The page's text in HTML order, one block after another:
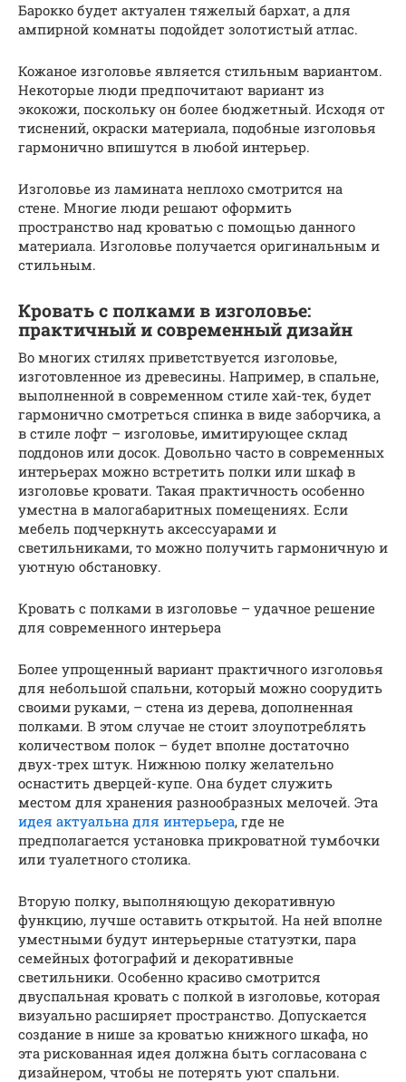
Барокко будет актуален тяжелый бархат, а для
ампирной комнаты подойдет золотистый атлас.
Кожаное изголовье является стильным вариантом.
Некоторые люди предпочитают вариант из
экокожи, поскольку он более бюджетный. Исходя от
тиснений, окраски материала, подобные изголовья
гармонично впишутся в любой интерьер.
Изголовье из ламината неплохо смотрится на
стене. Многие люди решают оформить
пространство над кроватью с помощью данного
материала. Изголовье получается оригинальным и
стильным.
Кровать с полками в изголовье:
практичный и современный дизайн
Во многих стилях приветствуется изголовье,
изготовленное из древесины. Например, в спальне,
выполненной в современном стиле хай-тек, будет
гармонично смотреться спинка в виде заборчика, а
в стиле лофт – изголовье, имитирующее склад
поддонов или досок. Довольно часто в современных
интерьерах можно встретить полки или шкаф в
изголовье кровати. Такая практичность особенно
уместна в малогабаритных помещениях. Если
мебель подчеркнуть аксессуарами и
светильниками, то можно получить гармоничную и
уютную обстановку.
Кровать с полками в изголовье – удачное решение
для современного интерьера
Более упрощенный вариант практичного изголовья
для небольшой спальни, который можно соорудить
своими руками, – стена из дерева, дополненная
полками. В этом случае не стоит злоупотреблять
количеством полок – будет вполне достаточно
двух-трех штук. Нижнюю полку желательно
оснастить дверцей-купе. Она будет служить
местом для хранения разнообразных мелочей. Эта
идея актуальна для интерьера, где не
предполагается установка прикроватной тумбочки
или туалетного столика.
Вторую полку, выполняющую декоративную
функцию, лучше оставить открытой. На ней вполне
уместными будут интерьерные статуэтки, пара
семейных фотографий и декоративные
светильники. Особенно красиво смотрится
двуспальная кровать с полкой в изголовье, которая
визуально расширяет пространство. Допускается
создание в нише за кроватью книжного шкафа, но
эта рискованная идея должна быть согласована с
дизайнером, чтобы не потерять уют спальни.